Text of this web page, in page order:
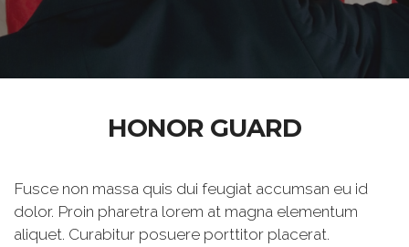
HONOR GUARD
Fusce non massa quis dui feugiat accumsan eu id
dolor. Proin pharetra lorem at magna elementum
aliquet. Curabitur posuere porttitor placerat.